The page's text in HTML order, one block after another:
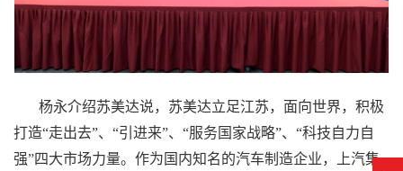
杨永介绍苏美达说， 苏美达立足江苏，面向世界，积极
打造“走出去”、“引进来”、“服务国家战略”、“科技自力自
强”四大市场力量。作为国内知名的汽车制造企业，上汽集